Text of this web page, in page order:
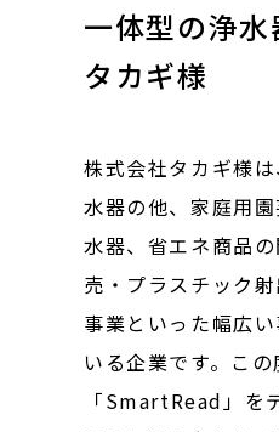
一体型の浄
タカギ様
株式会社タカギ様
水器の他、家庭用
水器、省エネ商品
売・プラスチック
事業といった幅広
いる企業です。この
「SmartRead」を